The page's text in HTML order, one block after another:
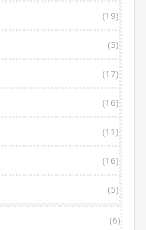
(19)
(5)
(17)
(16)
(11)
(16)
(5)
(6)